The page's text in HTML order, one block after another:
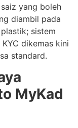
yang boleh
diambil pada
sistem
dikemas kini
standard.
MyKad